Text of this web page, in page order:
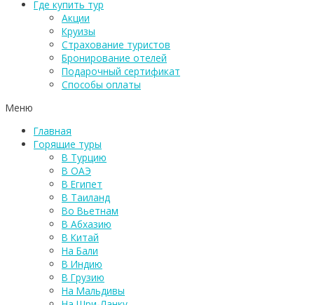
Где купить тур
Акции
Круизы
Страхование туристов
Бронирование отелей
Подарочный сертификат
Способы оплаты
Меню
Главная
Горящие туры
В Турцию
В ОАЭ
В Египет
В Таиланд
Во Вьетнам
В Абхазию
В Китай
На Бали
В Индию
В Грузию
На Мальдивы